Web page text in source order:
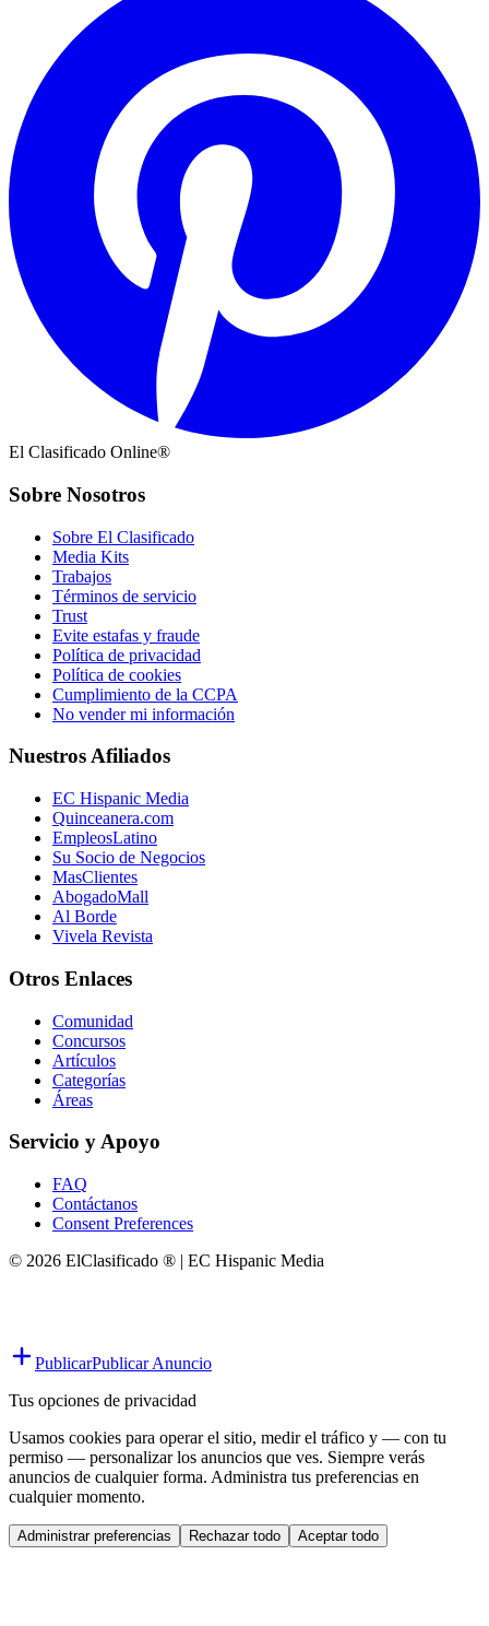
El Clasificado Online®
Sobre Nosotros
Sobre El Clasificado
Media Kits
Trabajos
Términos de servicio
Trust
Evite estafas y fraude
Política de privacidad
Política de cookies
Cumplimiento de la CCPA
No vender mi información
Nuestros Afiliados
EC Hispanic Media
Quinceanera.com
EmpleosLatino
Su Socio de Negocios
MasClientes
AbogadoMall
Al Borde
Vivela Revista
Otros Enlaces
Comunidad
Concursos
Artículos
Categorías
Áreas
Servicio y Apoyo
FAQ
Contáctanos
Consent Preferences
© 2026 ElClasificado ® | EC Hispanic Media
PublicarPublicar Anuncio
Tus opciones de privacidad
Usamos cookies para operar el sitio, medir el tráfico y — con tu
permiso — personalizar los anuncios que ves. Siempre verás
anuncios de cualquier forma. Administra tus preferencias en
cualquier momento.
Administrar preferencias Rechazar todo Aceptar todo